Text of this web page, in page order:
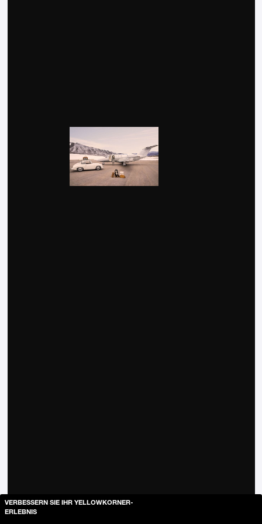
VERBESSERN SIE IHR YELLOWKORNER-
ERLEBNIS